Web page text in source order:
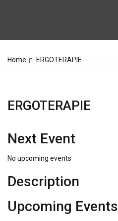
Home ERGOTERAPIE
ERGOTERAPIE
Next Event
No upcoming events
Description
Upcoming Events